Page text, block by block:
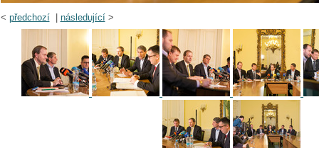
< předchozí| následující>